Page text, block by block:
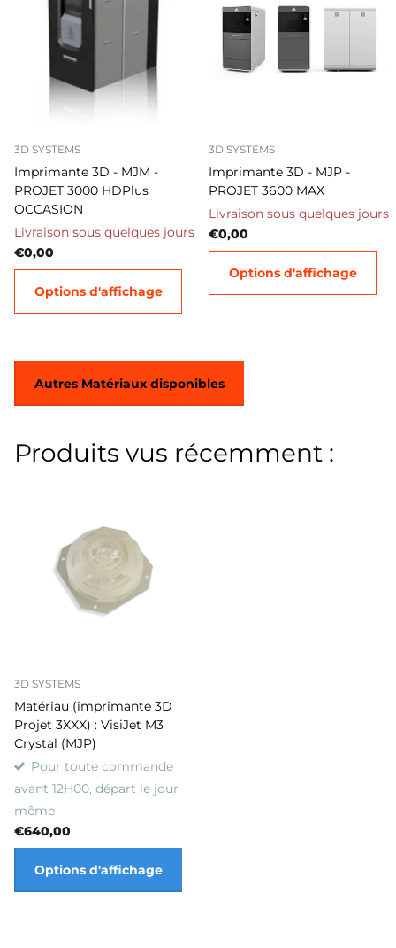
3D SYSTEMS
Imprimante 3D - MJM -
PROJET 3000 HDPlus
OCCASION
Livraison sous quelques jours
€0,00
Options d'affichage
3D SYSTEMS
Imprimante 3D - MJP -
PROJET 3600 MAX
Livraison sous quelques jours
€0,00
Options d'affichage
Autres Matériaux disponibles
Produits vus récemment :
3D SYSTEMS
Matériau (imprimante 3D
Projet 3XXX) : VisiJet M3
Crystal (MJP)
Pour toute commande
avant 12H00, départ le jour
même
€640,00
Options d'affichage